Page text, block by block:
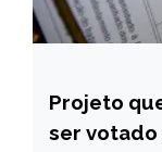
BRASIL
NOTÍCIAS
Projeto
ser